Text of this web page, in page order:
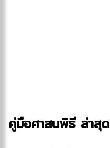
คู่มือศาสนพิธี ล่าสุด